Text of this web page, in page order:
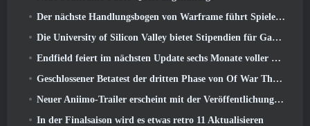
Der nächste Handlungsbogen von Warframe führt Spieler zu einer völlig neuen Sternenkarte, Das Tau-System
Die University of Silicon Valley bietet Stipendien für Gaming an und einige der Anforderungen sind interessant
Endfield feiert im nächsten Update sechs Monate voller Fabriken und Seilrutschen
Geschlossener Betatest der dritten Phase von Of War Thunder Infantry Battles angekündigt
Neuer Aniimo-Trailer erscheint mit der Veröffentlichung des neuesten geschlossenen Betatests
In der Finalsaison wird es etwas retro 11 Aktualisieren